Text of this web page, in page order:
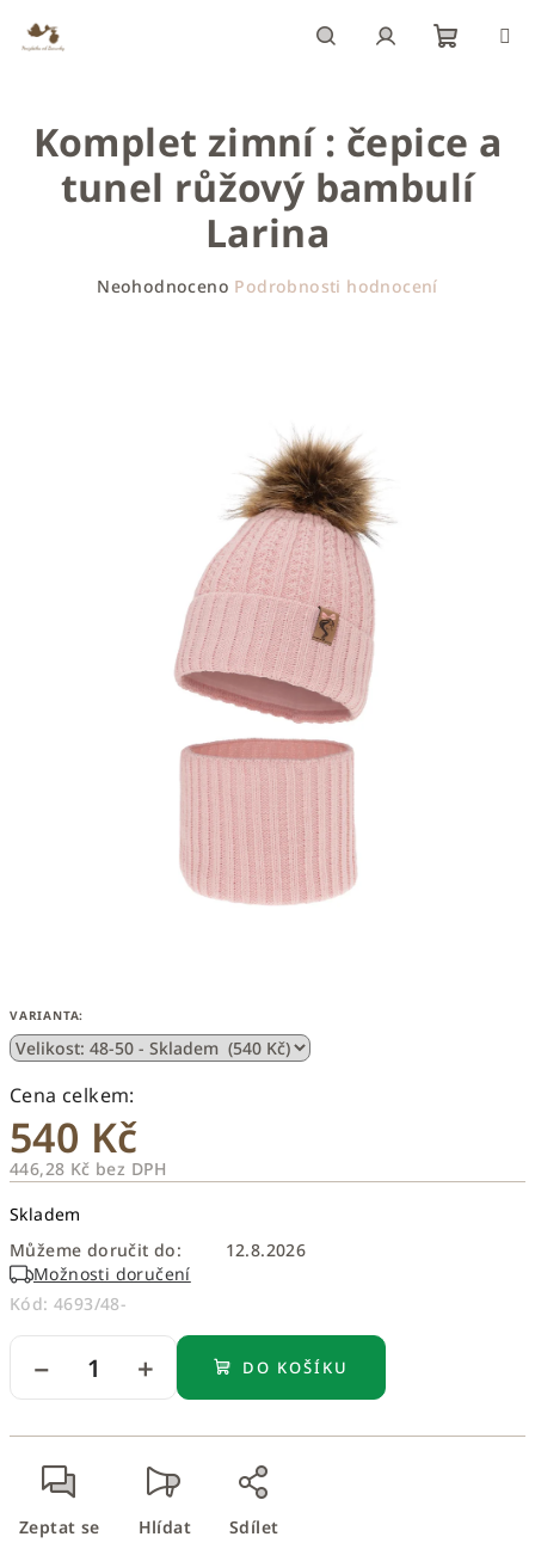
obsah
košík
VARIANTA:
540 Kč
446,28 Kč bez DPH
cena:
Skladem
Můžeme doručit do:
12.8.2026
Možnosti doručení
Kód: 4693/48-
+
− DO KOŠÍKU
Zeptat se Hlídat Sdílet
Komplet zimní : čepice a
tunel růžový bambulí
Larina
Neohodnoceno Podrobnosti hodnocení